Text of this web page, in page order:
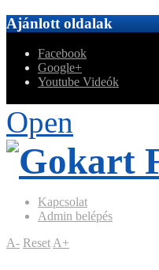
Ajánlott oldalak
Facebook
Google+
Youtube Videók
Open
Kapcsolat
Admin belépés
A- ResetA+